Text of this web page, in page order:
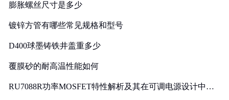
膨胀螺丝尺寸是多少
镀锌方管有哪些常见规格和型号
D400球墨铸铁井盖重多少
覆膜砂的耐高温性能如何
RU7088R功率MOSFET特性解析及其在可调电源设计中的